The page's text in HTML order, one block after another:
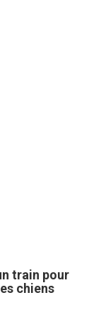
train pour
chiens